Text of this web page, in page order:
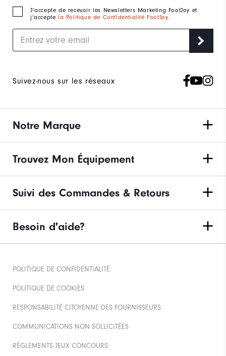
J‘accepte de recevoir les Newsletters Marketing FootJoy et
j’accepte la Politique de Confidentialité FootJoy.
Suivez-nous sur les réseaux
Notre Marque
Trouvez Mon Équipement
Suivi des Commandes & Retours
Besoin d'aide?
POLITIQUE DE CONFIDENTIALITÉ
POLITIQUE DE COOKIES
RESPONSABILITÉ CITOYENNE DES FOURNISSEURS
COMMUNICATIONS NON SOLLICITÉES
RÈGLEMENTS JEUX CONCOURS